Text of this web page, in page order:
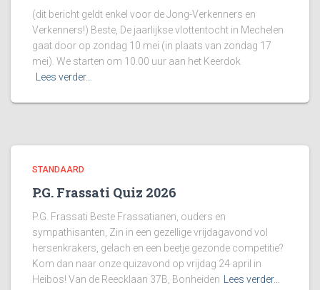
(dit bericht geldt enkel voor de Jong-Verkenners en
Verkenners!) Beste, De jaarlijkse vlottentocht in Mechelen
gaat door op zondag 10 mei (in plaats van zondag 17
mei). We starten om 10.00 uur aan het Keerdok
Lees verder…
STANDAARD
P.G. Frassati Quiz 2026
P.G. Frassati Beste Frassatianen, ouders en
sympathisanten, Zin in een gezellige vrijdagavond vol
hersenkrakers, gelach en een beetje gezonde competitie?
Kom dan naar onze quizavond op vrijdag 24 april in
Heibos! Van de Reecklaan 37B, Bonheiden
Lees verder…